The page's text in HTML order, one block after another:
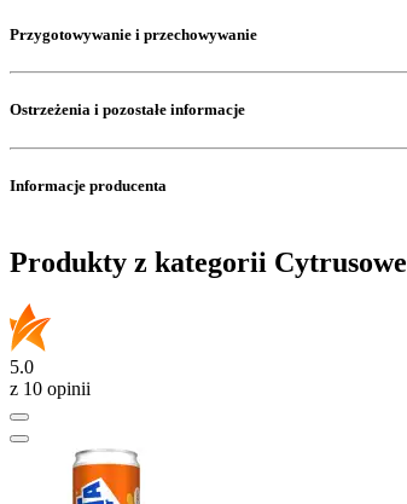
Przygotowywanie i przechowywanie
Ostrzeżenia i pozostałe informacje
Informacje producenta
Produkty z kategorii Cytrusowe
5.0
z 10 opinii